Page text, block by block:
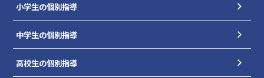
小学生の個別指導
中学生の個別指導
高校生の個別指導